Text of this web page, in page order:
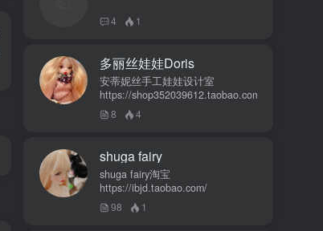
4 1
多丽丝娃娃Doris
安蒂妮丝手工娃娃设计室
https://shop352039612.taobao.com
8 4
shuga fairy
shuga fairy淘宝
https://ibjd.taobao.com/
98 1